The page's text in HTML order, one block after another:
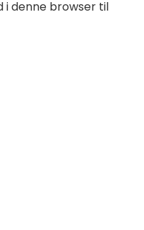
i denne browser til